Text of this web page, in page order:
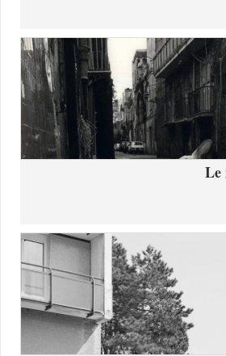
Le